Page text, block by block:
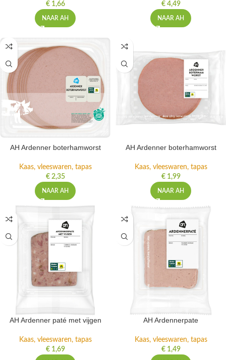
€1,66
NAAR AH
€4,49
NAAR AH
AH Ardenner boterhamworst
Kaas, vleeswaren, tapas
€2,35
NAAR AH
AH Ardenner boterhamworst
Kaas, vleeswaren, tapas
€1,99
NAAR AH
AH Ardenner paté met vijgen
Kaas, vleeswaren, tapas
€1,69
AH Ardennerpate
Kaas, vleeswaren, tapas
€1,49